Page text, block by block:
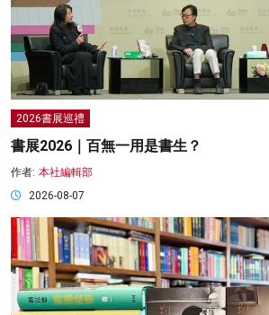
2026書展巡禮
書展2026｜百無一用是書生？
作者: 本社編輯部
2026-08-07